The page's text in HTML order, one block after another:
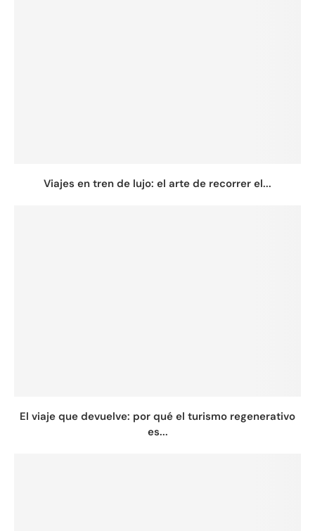
Viajes en tren de lujo: el arte de recorrer el...
El viaje que devuelve: por qué el turismo regenerativo
es...